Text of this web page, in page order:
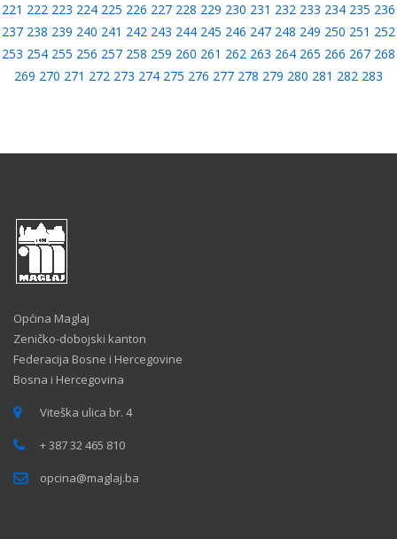
221 222 223 224 225 226 227 228 229 230 231 232 233 234 235 236
237 238 239 240 241 242 243 244 245 246 247 248 249 250 251 252
253 254 255 256 257 258 259 260 261 262 263 264 265 266 267 268
269 270 271 272 273 274 275 276 277 278 279 280 281 282 283
Općina Maglaj
Zeničko-dobojski kanton
Federacija Bosne i Hercegovine
Bosna i Hercegovina
Viteška ulica br. 4
+ 387 32 465 810
opcina@maglaj.ba